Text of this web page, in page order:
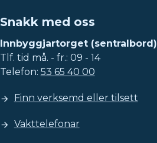
Snakk med oss
Innbyggjartorget (sentralbord)
Tlf. tid må. - fr.: 09 - 14
Telefon: 53 65 40 00
Finn verksemd eller tilsett
Vakttelefonar